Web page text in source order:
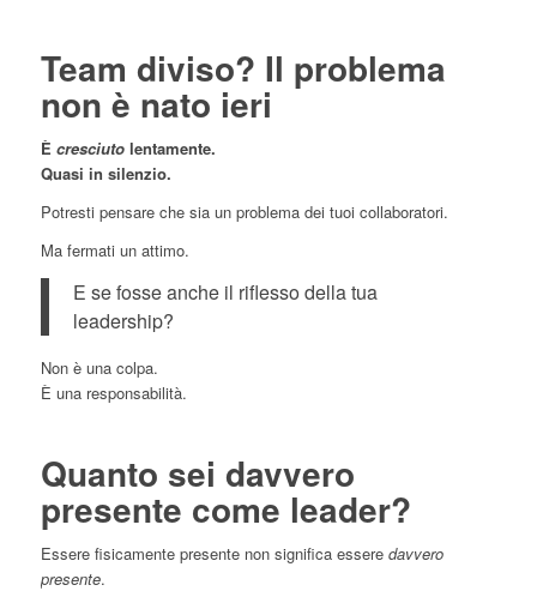
Team diviso? Il problema
non è nato ieri
È cresciutolentamente.
Quasi in silenzio.
Potresti pensare che sia un problema dei tuoi collaboratori.
Ma fermati un attimo.
E se fosse anche il riflesso della tua
leadership?
Non è una colpa.
È una responsabilità.
Quanto sei davvero
presente come leader?
Essere fisicamente presente non significa essere davvero
presente.